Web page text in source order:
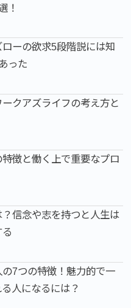
！
ーの欲求5段階説には知
った
クアズライフの考え方と
徴と働く上で重要なプロ
信念や志を持つと人生は
7つの特徴！魅力的で一
人になるには？